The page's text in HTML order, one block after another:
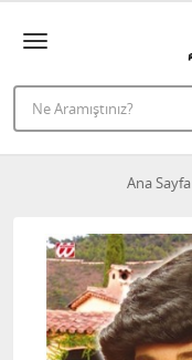
Ana Sayfa